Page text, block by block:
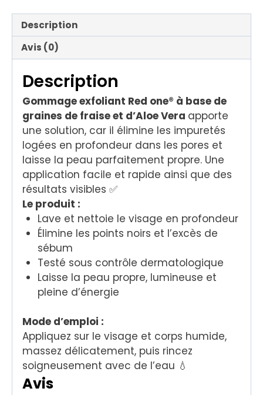
Description
Avis (0)
Description
Gommage exfoliant Red one® à base de
graines de fraise et d’Aloe Vera apporte
une solution, car il élimine les impuretés
logées en profondeur dans les pores et
laisse la peau parfaitement propre. Une
application facile et rapide ainsi que des
résultats visibles ✅
Le produit :
Lave et nettoie le visage en profondeur
Élimine les points noirs et l’excès de
sébum
Testé sous contrôle dermatologique
Laisse la peau propre, lumineuse et
pleine d’énergie
Mode d’emploi :
Appliquez sur le visage et corps humide,
massez délicatement, puis rincez
soigneusement avec de l’eau 💧
Avis